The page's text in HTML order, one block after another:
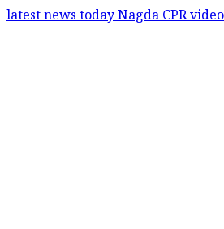
latest news todayNagda CPR